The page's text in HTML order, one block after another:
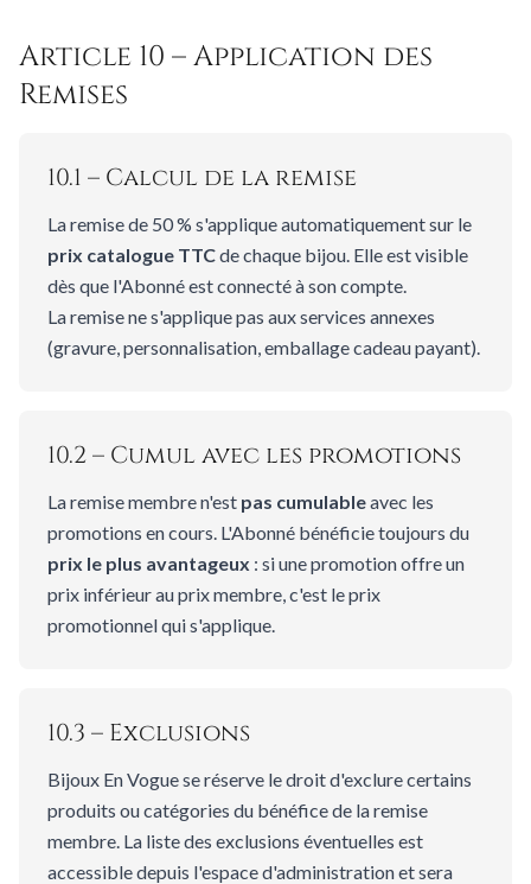
Article 10 – Application des
Remises
10.1 – Calcul de la remise
La remise de 50 % s'applique automatiquement sur le
prix catalogue TTCde chaque bijou. Elle est visible
dès que l'Abonné est connecté à son compte.
La remise ne s'applique pas aux services annexes
(gravure, personnalisation, emballage cadeau payant).
10.2 – Cumul avec les promotions
La remise membre n'est pas cumulableavec les
promotions en cours. L'Abonné bénéficie toujours du
prix le plus avantageux : si une promotion offre un
prix inférieur au prix membre, c'est le prix
promotionnel qui s'applique.
10.3 – Exclusions
Bijoux En Vogue se réserve le droit d'exclure certains
produits ou catégories du bénéfice de la remise
membre. La liste des exclusions éventuelles est
accessible depuis l'espace d'administration et sera